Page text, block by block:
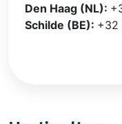
Den Haag (NL):
Schilde (BE): +32